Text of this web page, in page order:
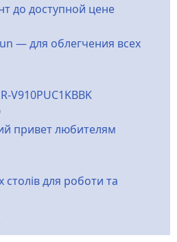
до доступной цене
— для облегчения всех
V910PUC1KBBK
привет любителям
для роботи та